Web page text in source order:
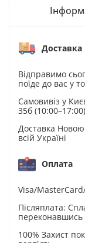
Доставка
Відправимо
поїде до вас у
Самовивіз у
35б (10:00–17:00)
Доставка
всій Україні
Оплата
Visa/
Післяплата:
переконавшись
100% Захист